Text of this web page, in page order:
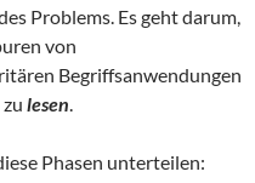
Problems. Es geht darum,
von
Begriffsanwendungen
lesen.
Phasen unterteilen: